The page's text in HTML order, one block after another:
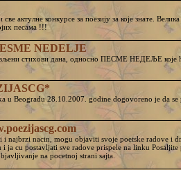
актулне конкурсе за поезију за које знате.
песама !!!
NEDELJE
стихови дана, односно ПЕСМЕ НЕДЕЉЕ које
u Beogradu 28.10.2007. godine dogovoreno je da
i najbrzi nacin, mogu objaviti svoje poetske radove i
i ja cu postavljati sve radove prispele na linku
na pocetnoj strani sajta.